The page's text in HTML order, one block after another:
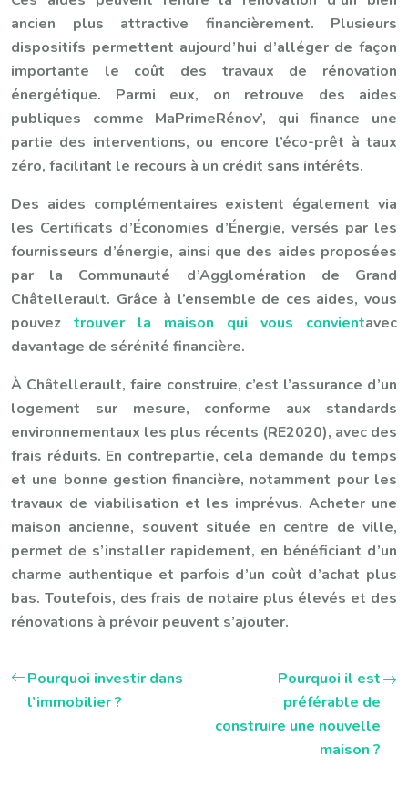
ancien plus attractive financièrement. Plusieurs
dispositifs permettent aujourd’hui d’alléger de façon
importante le coût des travaux de rénovation
énergétique. Parmi eux, on retrouve des aides
publiques comme MaPrimeRénov’, qui finance une
partie des interventions, ou encore l’éco-prêt à taux
zéro, facilitant le recours à un crédit sans intérêts.
Des aides complémentaires existent également via
les Certificats d’Économies d’Énergie, versés par les
fournisseurs d’énergie, ainsi que des aides proposées
par la Communauté d’Agglomération de Grand
Châtellerault. Grâce à l’ensemble de ces aides, vous
pouvez trouver la maison qui vous convientavec
davantage de sérénité financière.
À Châtellerault, faire construire, c’est l’assurance d’un
logement sur mesure, conforme aux standards
environnementaux les plus récents (RE2020), avec des
frais réduits. En contrepartie, cela demande du temps
et une bonne gestion financière, notamment pour les
travaux de viabilisation et les imprévus. Acheter une
maison ancienne, souvent située en centre de ville,
permet de s’installer rapidement, en bénéficiant d’un
charme authentique et parfois d’un coût d’achat plus
bas. Toutefois, des frais de notaire plus élevés et des
rénovations à prévoir peuvent s’ajouter.
Pourquoi investir dans
l’immobilier ?
Pourquoi il est
préférable de
construire une nouvelle
maison ?